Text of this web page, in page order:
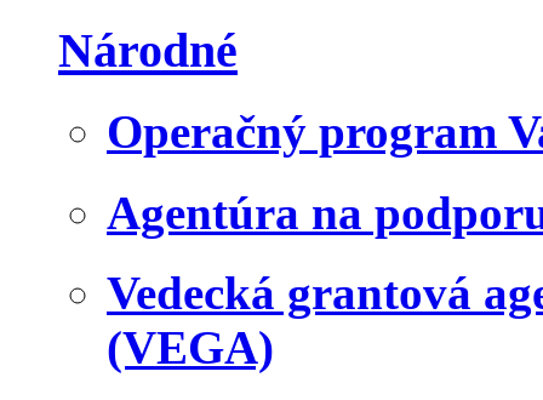
Národné
Operačný program
Agentúra na
Vedecká grantová
(VEGA)